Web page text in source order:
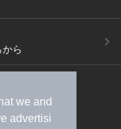
we and
advertisi
ら
出稿のご案内
規約